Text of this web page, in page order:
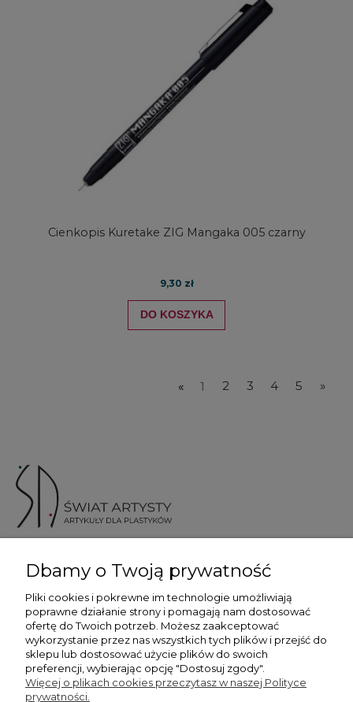
Cienkopis Kuretake ZIG Mangaka 005 czarny
9,30 zł
DO KOSZYKA
« 1 2 3 4 5 »
Więcej informacji
Płatność i dostawa
Dbamy o Twoją prywatność
Pliki cookies i pokrewne im technologie umożliwiają
poprawne działanie strony i pomagają nam dostosować
ofertę do Twoich potrzeb. Możesz zaakceptować
wykorzystanie przez nas wszystkich tych plików i przejść do
sklepu lub dostosować użycie plików do swoich
preferencji, wybierając opcję "Dostosuj zgody".
Więcej o plikach cookies przeczytasz w naszej Polityce
prywatności.